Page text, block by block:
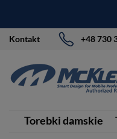
Kontakt +48 730
Torebki damskie